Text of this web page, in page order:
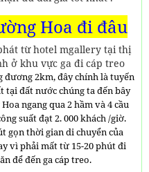
Hoa đi đâu
từ hotel mgallery tại thị
ở khu vực ga đi cáp treo
2km, đây chính là tuyến
tại đất nước chúng ta đến bây
ngang qua 2 hầm và 4 cầu
suất đạt 2. 000 khách /giờ.
gọn thời gian di chuyển của
vì phải mất từ 15-20 phút đi
để đến ga cáp treo.